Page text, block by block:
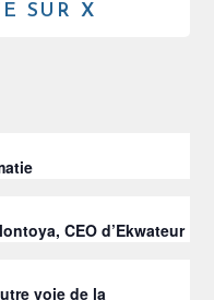
SUR X
CEO d’Ekwateur
voie de la